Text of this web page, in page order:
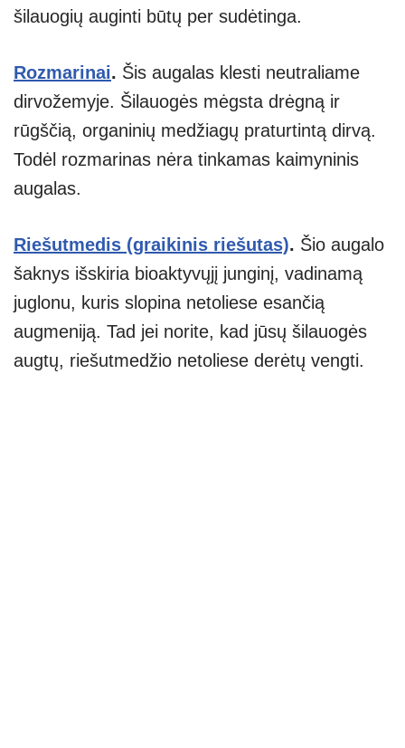
šilauogių auginti būtų per sudėtinga.
Rozmarinai. Šis augalas klesti neutraliame
dirvožemyje. Šilauogės mėgsta drėgną ir
rūgščią, organinių medžiagų praturtintą dirvą.
Todėl rozmarinas nėra tinkamas kaimyninis
augalas.
Riešutmedis (graikinis riešutas). Šio augalo
šaknys išskiria bioaktyvųjį junginį, vadinamą
juglonu, kuris slopina netoliese esančią
augmeniją. Tad jei norite, kad jūsų šilauogės
augtų, riešutmedžio netoliese derėtų vengti.